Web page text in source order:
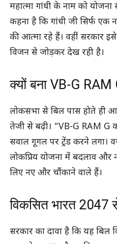
महात्मा गांधी के नाम को योजना
कहना है कि गांधी जी सिर्फ एक
की आत्मा रहे हैं। वहीं सरकार
विजन से जोड़कर देख रही है।
क्यों बना VB-G RAM
लोकसभा से बिल पास होते ही
तेजी से बढ़ी। “VB-G RAM G
सवाल गूगल पर ट्रेंड करने लगा।
लोकप्रिय योजना में बदलाव और
लिए नए और चौंकाने वाले हैं।
विकसित भारत
सरकार का दावा है कि यह बिल